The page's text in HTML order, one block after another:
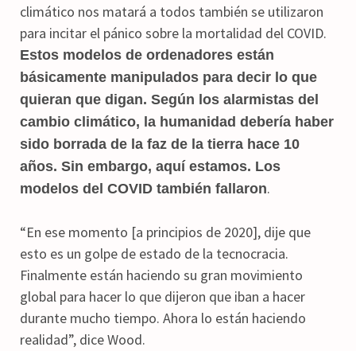
climático nos matará a todos también se utilizaron
para incitar el pánico sobre la mortalidad del COVID.
Estos modelos de ordenadores están
básicamente manipulados para decir lo que
quieran que digan. Según los alarmistas del
cambio climático, la humanidad debería haber
sido borrada de la faz de la tierra hace 10
años. Sin embargo, aquí estamos. Los
modelos del COVID también fallaron.
“En ese momento [a principios de 2020], dije que
esto es un golpe de estado de la tecnocracia.
Finalmente están haciendo su gran movimiento
global para hacer lo que dijeron que iban a hacer
durante mucho tiempo. Ahora lo están haciendo
realidad”, dice Wood.